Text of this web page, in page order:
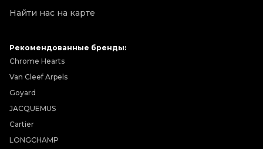
Найти нас на карте
Рекомендованные бренды:
Chrome Hearts
Van Cleef Arpels
Goyard
JACQUEMUS
Cartier
LONGCHAMP